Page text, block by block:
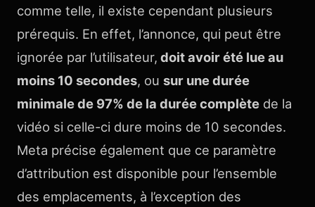
comme telle, il existe cependant plusieurs
prérequis. En effet, l’annonce, qui peut être
ignorée par l’utilisateur, doit avoir été lue au
moins 10 secondes, ou sur une durée
minimale de 97% de la durée complète de la
vidéo si celle-ci dure moins de 10 secondes.
Meta précise également que ce paramètre
d’attribution est disponible pour l’ensemble
des emplacements, à l’exception des